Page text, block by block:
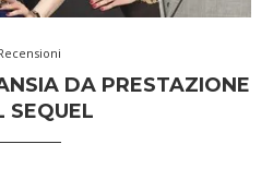
DA PRESTAZIONE
SEQUEL